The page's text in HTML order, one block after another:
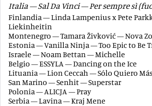
Italia — Sal Da Vinci — Per sempre sì
Finlandia — Linda Lampenius x Pete
Liekinheitin
Montenegro — Tamara Živković — Nova
Estonia — Vanilla Ninja — Too Epic to Be
Israele — Noam Bettan — Michelle
Belgio — ESSYLA — Dancing on the Ice
Lituania — Lion Ceccah — Sólo Quiero Más
San Marino — Senhit — Superstar
Polonia — ALICJA — Pray
Serbia — Lavina — Kraj Mene